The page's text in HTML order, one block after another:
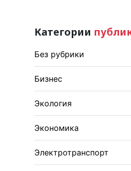
Категории
Без рубрики
Бизнес
Экология
Экономика
Электротранспорт